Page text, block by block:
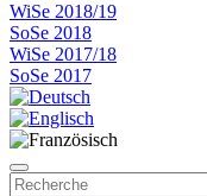
WiSe 2018/19
SoSe 2018
WiSe 2017/18
SoSe 2017